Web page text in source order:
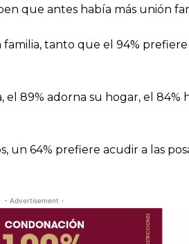
que antes había más unión
tanto que el 94%
89% adorna su hogar, el 84%
un 64% prefiere acudir a las
- Advertisement -